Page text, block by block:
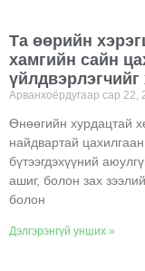
Та өөрийн
хамгийн сайн
Арванхоёрдугаар сар 22,
Өнөөгийн хурдацтай
найдвартай
бүтээгдэхүүний
ашиг, болон зах
болон
Дэлгэрэнгүй унших »